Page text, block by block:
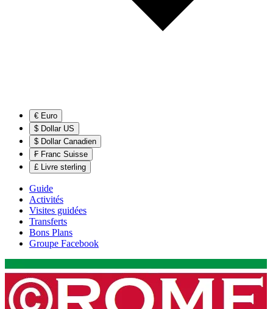
€ Euro
$ Dollar US
$ Dollar Canadien
₣ Franc Suisse
£ Livre sterling
Guide
Activités
Visites guidées
Transferts
Bons Plans
Groupe Facebook